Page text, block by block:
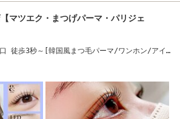
マツエク・まつげパーマ・パリジェ
徒歩3秒～[韓国風まつ毛パーマ/ワンホン/アイ